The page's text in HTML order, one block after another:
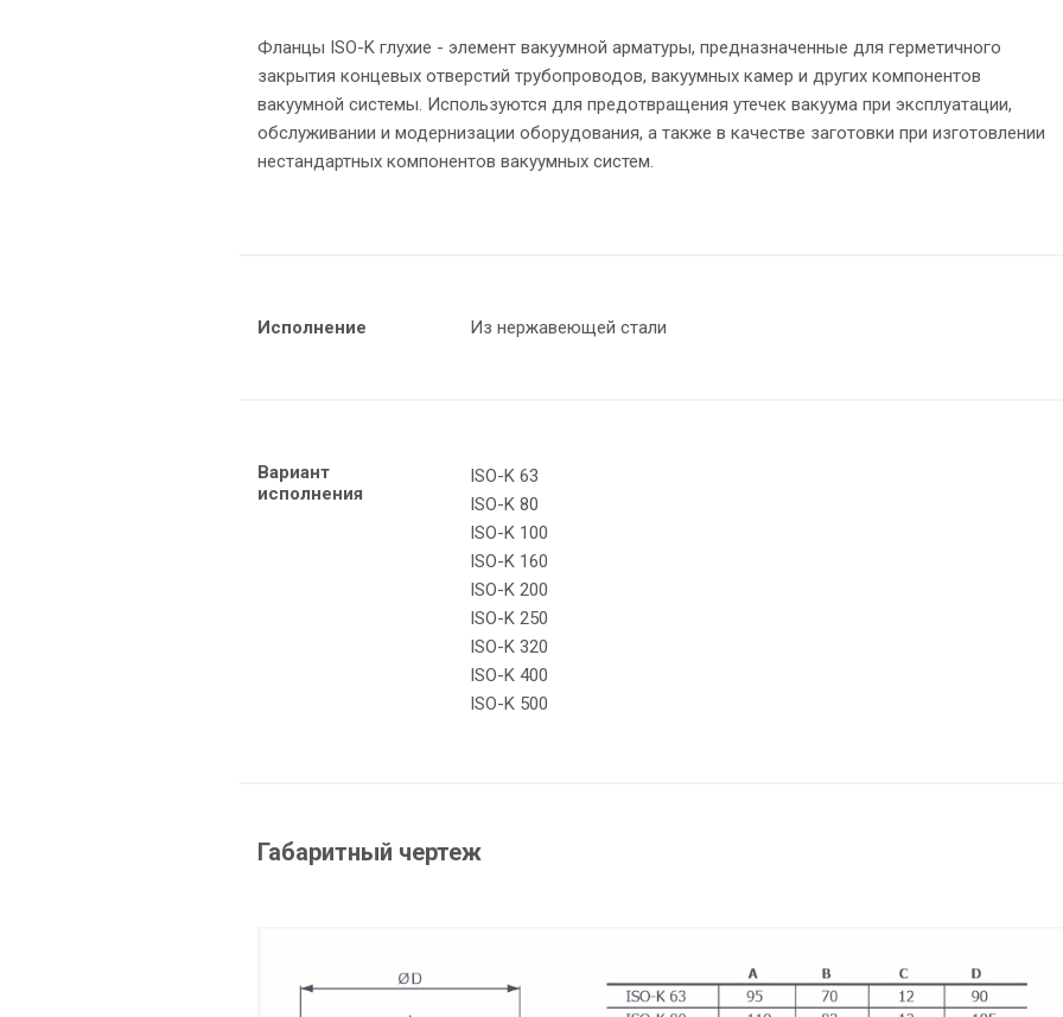
Фланцы ISO-K глухие - элемент вакуумной арматуры, предназначенные для герметичного
закрытия концевых отверстий трубопроводов, вакуумных камер и других компонентов
вакуумной системы. Используются для предотвращения утечек вакуума при эксплуатации,
обслуживании и модернизации оборудования, а также в качестве заготовки при изготовлении
нестандартных компонентов вакуумных систем.
Исполнение Из нержавеющей стали
Вариант
исполнения
ISO-K 63
ISO-K 80
ISO-K 100
ISO-K 160
ISO-K 200
ISO-K 250
ISO-K 320
ISO-K 400
ISO-K 500
Габаритный чертеж